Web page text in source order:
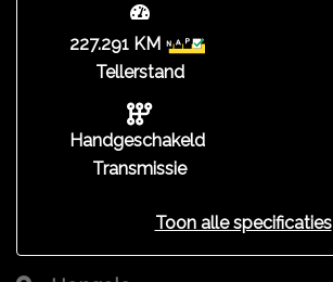
227.291 KM
Tellerstand
Handgeschakeld
Transmissie
Toon alle specificaties